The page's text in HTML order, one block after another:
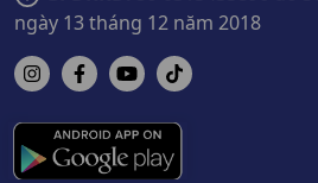
ngày 13 tháng 12 năm 2018